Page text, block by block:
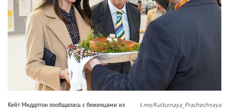
Кейт Миддлтон пообщалась с беженцами из
t.me/Kulturnaya_Prachechnaya